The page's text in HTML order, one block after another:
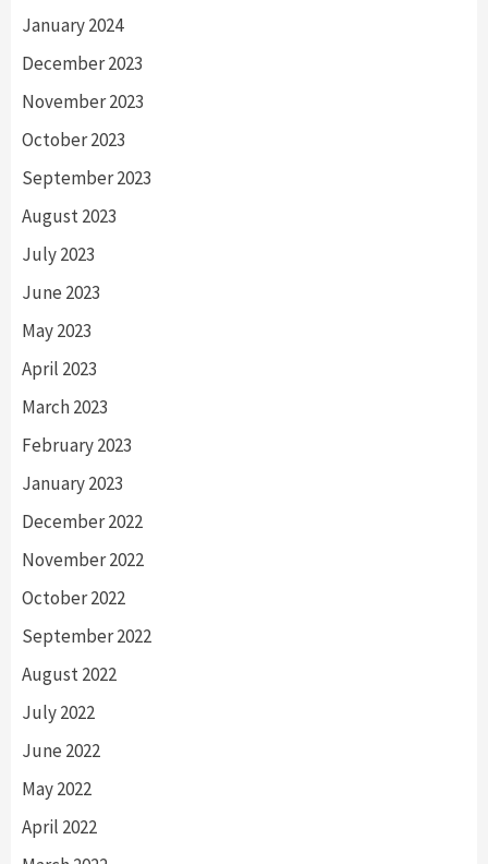
January 2024
December 2023
November 2023
October 2023
September 2023
August 2023
July 2023
June 2023
May 2023
April 2023
March 2023
February 2023
January 2023
December 2022
November 2022
October 2022
September 2022
August 2022
July 2022
June 2022
May 2022
April 2022